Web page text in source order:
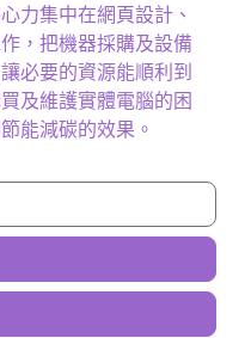
力集中在網頁設計、
，把機器採購及設備
必要的資源能順利到
及維護實體電腦的困
能減碳的效果。